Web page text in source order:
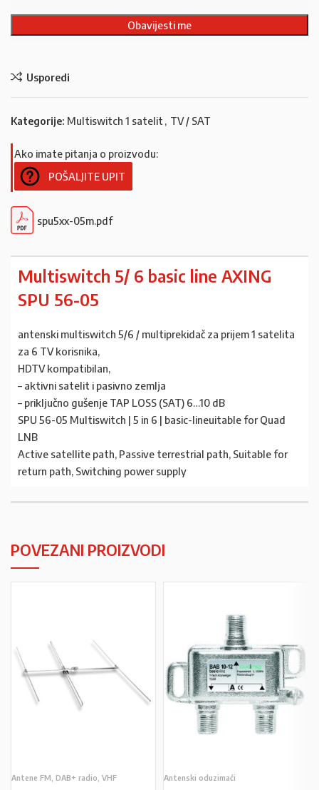
Usporedi
Kategorije: Multiswitch 1 satelit , TV / SAT
Ako imate pitanja o proizvodu:
POŠALJITE UPIT
spu5xx-05m.pdf
Multiswitch 5/ 6 basic line AXING
SPU 56-05
antenski multiswitch 5/6 / multiprekidač za prijem 1 satelita
za 6 TV korisnika,
HDTV kompatibilan,
– aktivni satelit i pasivno zemlja
– priključno gušenje TAP LOSS (SAT) 6…10 dB
SPU 56-05 Multiswitch | 5 in 6 | basic-lineuitable for Quad
LNB
Active satellite path, Passive terrestrial path, Suitable for
return path, Switching power supply
POVEZANI PROIZVODI
Antene FM, DAB+ radio, VHF Antenski oduzimaći